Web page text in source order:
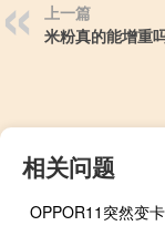
上一篇
米粉真的能增重
相关问题
OPPOR11突然变